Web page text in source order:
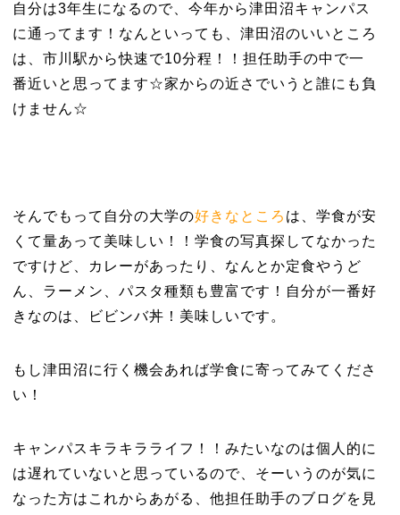
自分は3年生になるので、今年から津田沼キャンパス
に通ってます！なんといっても、津田沼のいいところ
は、市川駅から快速で10分程！！担任助手の中で一
番近いと思ってます☆家からの近さでいうと誰にも負
けません☆
そんでもって自分の大学の好きなところ は、学食が安
くて量あって美味しい！！学食の写真探してなかった
ですけど、カレーがあったり、なんとか定食やうど
ん、ラーメン、パスタ種類も豊富です！自分が一番好
きなのは、ビビンバ丼！美味しいです。
もし津田沼に行く機会あれば学食に寄ってみてくださ
い！
キャンパスキラキラライフ！！みたいなのは個人的に
は遅れていないと思っているので、そーいうのが気に
なった方はこれからあがる、他担任助手のブログを見